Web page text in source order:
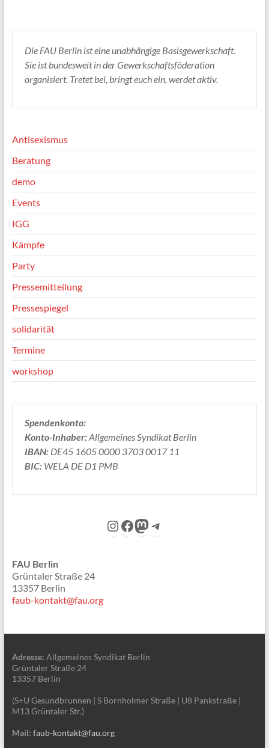
Die FAU Berlin ist eine unabhängige Basisgewerkschaft.
Sie ist bundesweit in der Gewerkschaftsföderation
organisiert. Tretet bei, bringt euch ein, werdet aktiv.
Antisexismus
Beratung
demo
Events
IGG
Kämpfe
Party
Pressemitteilung
Pressespiegel
solidarität
Termine
workshop
Spendenkonto:
Konto-Inhaber:Allgemeines Syndikat Berlin
IBAN:DE45 1605 0000 3703 0017 11
BIC:WELA DE D1 PMB
Instagram
Facebook
Mastodon
Telegram
FAU Berlin
Grüntaler Straße 24
13357 Berlin
faub-kontakt@fau.org
Adresse: Allgemeines Syndikat Berlin
Grüntaler Straße 24
13357 Berlin
(S+U Gesundbrunnen | S Bornholmer Straße | U8 Pankstraße |
M13 Grüntaler Str.)
Mail: faub-kontakt@fau.org